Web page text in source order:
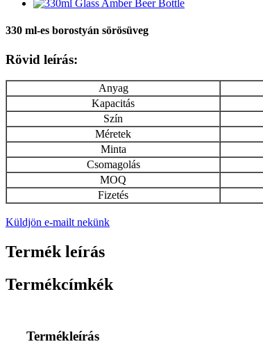
330 ml-es borostyán sörösüveg
Rövid leírás:
Anyag
Kapacitás
Szín
Méretek
Minta
Csomagolás
MOQ
Fizetés
Küldjön e-mailt nekünk
Termék leírás
Termékcímkék
Termékleírás